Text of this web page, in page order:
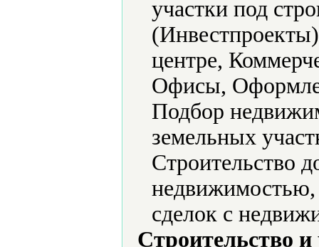
участки под
центре,
Офисы,
Подбор
земельных
Строительство
сделок с
Строительство